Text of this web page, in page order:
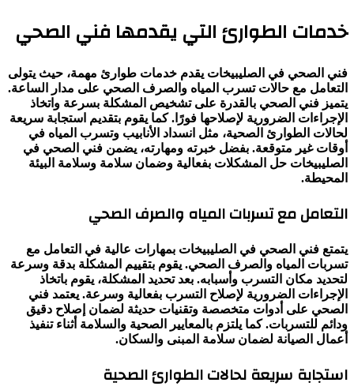
خدمات الطوارئ التي يقدمها فني الصحي
فني الصحي في الصليبيخات يقدم خدمات طوارئ مهمة، حيث يتولى
التعامل مع حالات تسرب المياه والصرف الصحي على مدار الساعة.
يتميز فني الصحي بالقدرة على تشخيص المشكلة بسرعة واتخاذ
الإجراءات الضرورية لإصلاحها فورًا. كما يقوم بتقديم استجابة سريعة
لحالات الطوارئ الصحية، مثل انسداد الأنابيب وتسرب المياه في
أوقات غير متوقعة. بفضل خبرته ومهارته، يضمن فني الصحي في
الصليبيخات حل المشكلات بفعالية وضمان سلامة وسلامة البيئة
المحيطة.
التعامل مع تسربات المياه والصرف الصحي
يتمتع فني الصحي في الصليبيخات بمهارات عالية في التعامل مع
تسربات المياه والصرف الصحي. يقوم بتقييم المشكلة بدقة وسرعة
لتحديد مكان التسرب وأسبابه. بعد تحديد المشكلة، يقوم باتخاذ
الإجراءات الضرورية لإصلاح التسرب بفعالية وسرعة. يعتمد فني
الصحي على أدوات متخصصة وتقنيات حديثة لضمان إصلاح دقيق
ودائم للتسربات. كما يلتزم بالمعايير الصحية والسلامة أثناء تنفيذ
أعمال الصيانة لضمان سلامة المبنى والسكان.
استجابة سريعة لحالات الطوارئ الصحية